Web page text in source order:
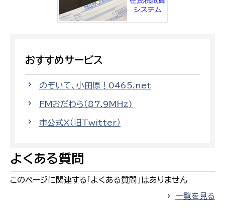
おすすめサービス
のぞいて、小田原！0465.net
FMおだわら（87.9MHz)
市公式X（旧Twitter）
よくある質問
このページに関連する「よくある質問」はありません
一覧を見る